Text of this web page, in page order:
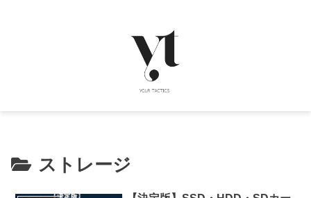
ストレージ